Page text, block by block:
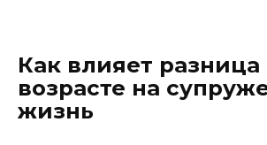
Как влияет разница
возрасте на
жизнь